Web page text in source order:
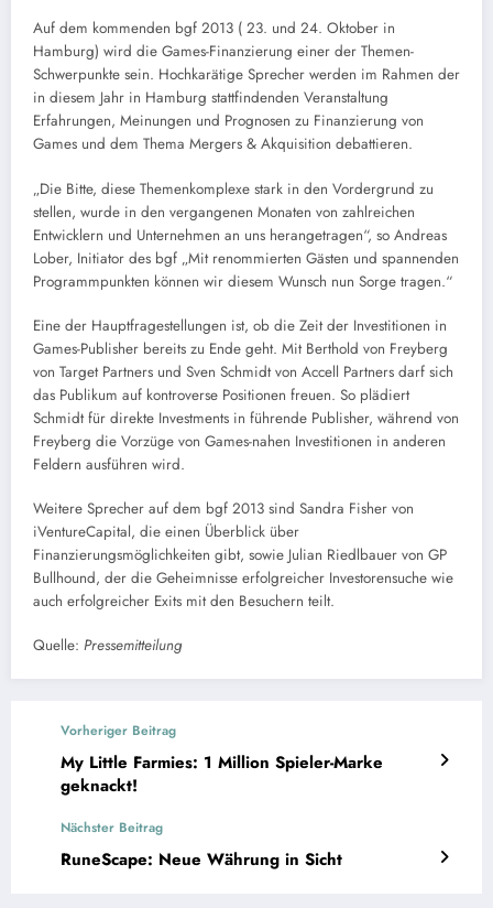
Auf dem kommenden bgf 2013 ( 23. und 24. Oktober in
Hamburg) wird die Games-Finanzierung einer der Themen-
Schwerpunkte sein. Hochkarätige Sprecher werden im Rahmen der
in diesem Jahr in Hamburg stattfindenden Veranstaltung
Erfahrungen, Meinungen und Prognosen zu Finanzierung von
Games und dem Thema Mergers & Akquisition debattieren.
„Die Bitte, diese Themenkomplexe stark in den Vordergrund zu
stellen, wurde in den vergangenen Monaten von zahlreichen
Entwicklern und Unternehmen an uns herangetragen“, so Andreas
Lober, Initiator des bgf „Mit renommierten Gästen und spannenden
Programmpunkten können wir diesem Wunsch nun Sorge tragen.“
Eine der Hauptfragestellungen ist, ob die Zeit der Investitionen in
Games-Publisher bereits zu Ende geht. Mit Berthold von Freyberg
von Target Partners und Sven Schmidt von Accell Partners darf sich
das Publikum auf kontroverse Positionen freuen. So plädiert
Schmidt für direkte Investments in führende Publisher, während von
Freyberg die Vorzüge von Games-nahen Investitionen in anderen
Feldern ausführen wird.
Weitere Sprecher auf dem bgf 2013 sind Sandra Fisher von
iVentureCapital, die einen Überblick über
Finanzierungsmöglichkeiten gibt, sowie Julian Riedlbauer von GP
Bullhound, der die Geheimnisse erfolgreicher Investorensuche wie
auch erfolgreicher Exits mit den Besuchern teilt.
Quelle: Pressemitteilung
Vorheriger Beitrag
My Little Farmies: 1 Million Spieler-Marke
geknackt!
Nächster Beitrag
RuneScape: Neue Währung in Sicht